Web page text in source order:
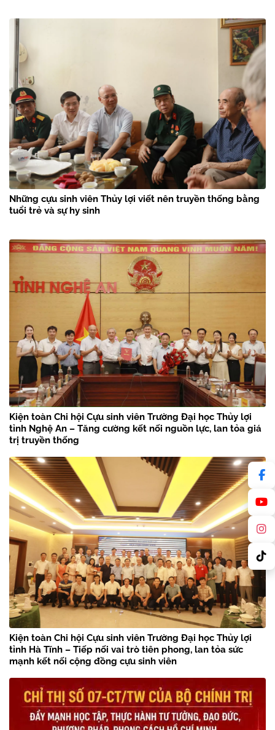
Những cựu sinh viên Thủy lợi viết nên truyền thống bằng
tuổi trẻ và sự hy sinh
Kiện toàn Chi hội Cựu sinh viên Trường Đại học Thủy lợi
tỉnh Nghệ An – Tăng cường kết nối nguồn lực, lan tỏa giá
trị truyền thống
Kiện toàn Chi hội Cựu sinh viên Trường Đại học Thủy lợi
tỉnh Hà Tĩnh – Tiếp nối vai trò tiên phong, lan tỏa sức
mạnh kết nối cộng đồng cựu sinh viên